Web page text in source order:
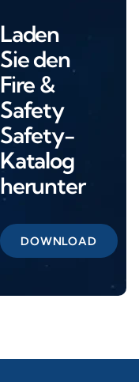
Laden
Sie den
Fire &
Safety
Safety-
Katalog
herunter
DOWNLOAD